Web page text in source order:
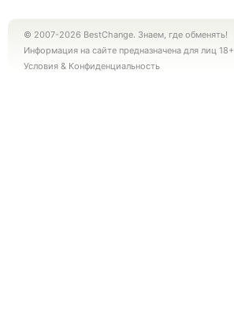
© 2007-2026 BestChange. Знаем, где обменять!
Информация на сайте предназначена для лиц 18+
Условия & Конфиденциальность